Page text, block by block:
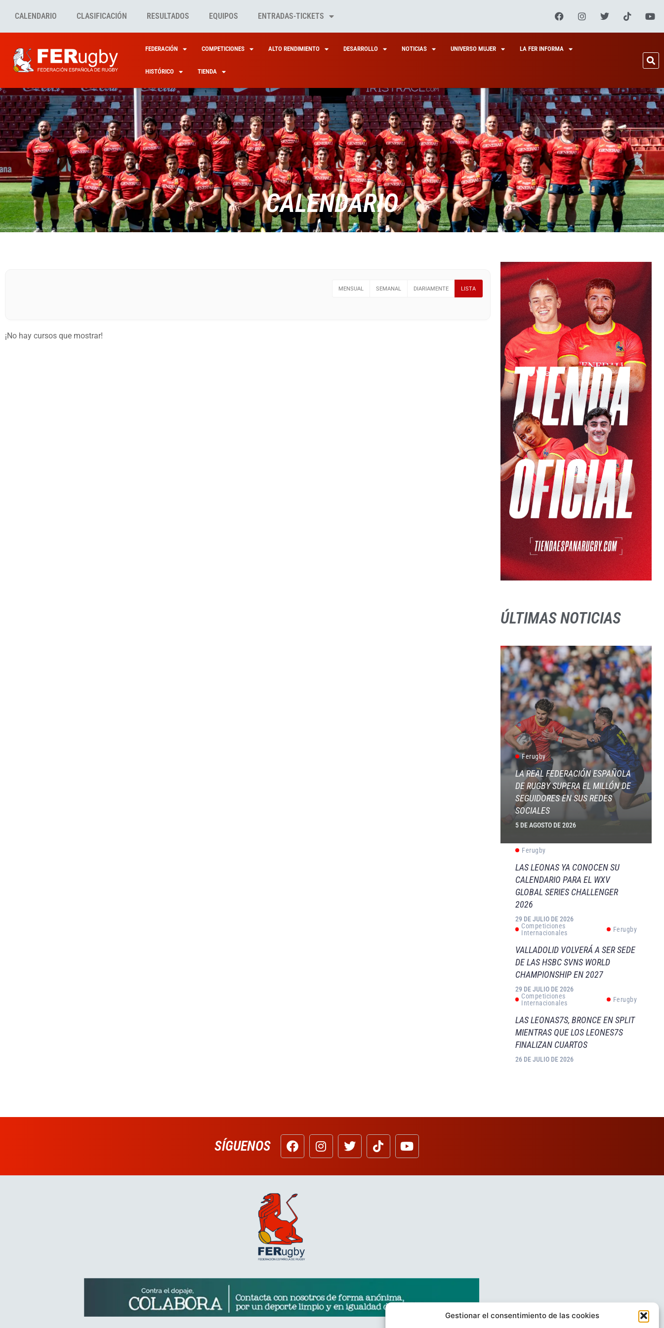
Gestionar el consentimiento de las cookies
CALENDARIO CLASIFICACIÓN RESULTADOS EQUIPOS ENTRADAS-TICKETS
FEDERACIÓN COMPETICIONES ALTO RENDIMIENTO DESARROLLO NOTICIAS UNIVERSO MUJER LA FER INFORMA
HISTÓRICO TIENDA
CALENDARIO
MENSUAL SEMANAL DIARIAMENTE LISTA
¡No hay cursos que mostrar!
ÚLTIMAS NOTICIAS
Ferugby
LA REAL FEDERACIÓN ESPAÑOLA
DE RUGBY SUPERA EL MILLÓN DE
SEGUIDORES EN SUS REDES
SOCIALES
5 DE AGOSTO DE 2026
Ferugby
LAS LEONAS YA CONOCEN SU
CALENDARIO PARA EL WXV
GLOBAL SERIES CHALLENGER
2026
29 DE JULIO DE 2026
Competiciones
Internacionales
Ferugby
VALLADOLID VOLVERÁ A SER SEDE
DE LAS HSBC SVNS WORLD
CHAMPIONSHIP EN 2027
29 DE JULIO DE 2026
Competiciones
Internacionales
Ferugby
LAS LEONAS7S, BRONCE EN SPLIT
MIENTRAS QUE LOS LEONES7S
FINALIZAN CUARTOS
26 DE JULIO DE 2026
SÍGUENOS